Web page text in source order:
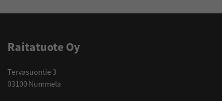
Raitatuote Oy
Tervasuontie 3
03100 Nummela